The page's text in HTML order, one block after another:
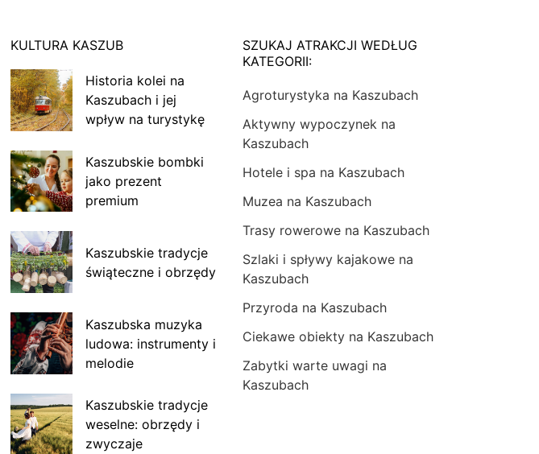
KULTURA KASZUB
Historia kolei na
Kaszubach i jej
wpływ na turystykę
Kaszubskie bombki
jako prezent
premium
Kaszubskie tradycje
świąteczne i obrzędy
Kaszubska muzyka
ludowa: instrumenty i
melodie
Kaszubskie tradycje
weselne: obrzędy i
zwyczaje
SZUKAJ ATRAKCJI WEDŁUG
KATEGORII:
Agroturystyka na Kaszubach
Aktywny wypoczynek na
Kaszubach
Hotele i spa na Kaszubach
Muzea na Kaszubach
Trasy rowerowe na Kaszubach
Szlaki i spływy kajakowe na
Kaszubach
Przyroda na Kaszubach
Ciekawe obiekty na Kaszubach
Zabytki warte uwagi na
Kaszubach